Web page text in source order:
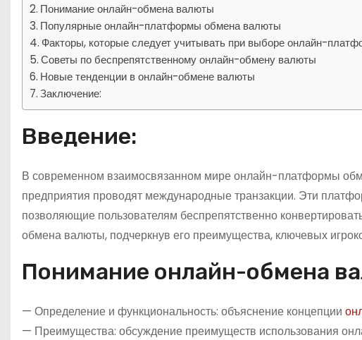
Понимание онлайн-обмена валюты
Популярные онлайн-платформы обмена валюты
Факторы, которые следует учитывать при выборе онлайн-
Советы по беспрепятственному онлайн-обмену валюты
Новые тенденции в онлайн-обмене валюты
Заключение:
Введение:
В современном взаимосвязанном мире онлайн-платформы
предприятия проводят международные транзакции. Эти
позволяющие пользователям беспрепятственно
обмена валюты, подчеркнув его преимущества, ключевых
Понимание онлайн-обмена
— Определение и функциональность: объяснение концепции
— Преимущества: обсуждение преимуществ использования